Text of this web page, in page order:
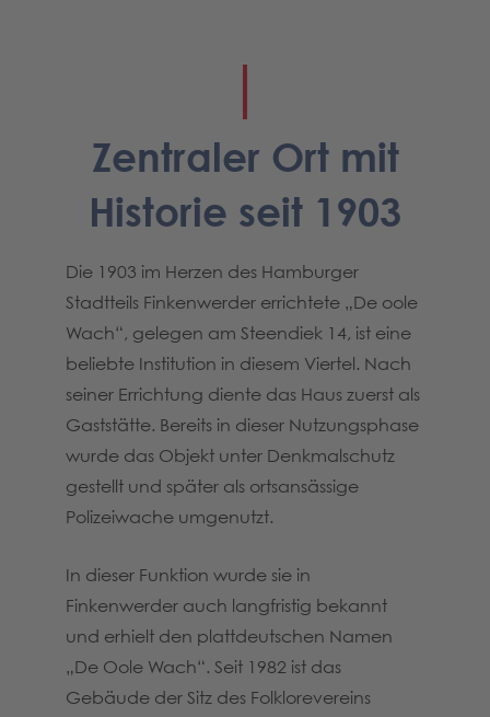
Zentraler Ort mit
Historie seit 1903
Die 1903 im Herzen des Hamburger
Stadtteils Finkenwerder errichtete „De oole
Wach“, gelegen am Steendiek 14, ist eine
beliebte Institution in diesem Viertel. Nach
seiner Errichtung diente das Haus zuerst als
Gaststätte. Bereits in dieser Nutzungsphase
wurde das Objekt unter Denkmalschutz
gestellt und später als ortsansässige
Polizeiwache umgenutzt.
In dieser Funktion wurde sie in
Finkenwerder auch langfristig bekannt
und erhielt den plattdeutschen Namen
„De Oole Wach“. Seit 1982 ist das
Gebäude der Sitz des Folklorevereins